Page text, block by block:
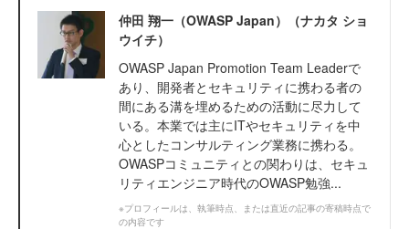
仲田 翔一（OWASP Japan）（ナカタ ショ
ウイチ）
OWASP Japan Promotion Team Leaderで
あり、開発者とセキュリティに携わる者の
間にある溝を埋めるための活動に尽力して
いる。本業では主にITやセキュリティを中
心としたコンサルティング業務に携わる。
OWASPコミュニティとの関わりは、セキュ
リティエンジニア時代のOWASP勉強...
※プロフィールは、執筆時点、または直近の記事の寄稿時点で
の内容です